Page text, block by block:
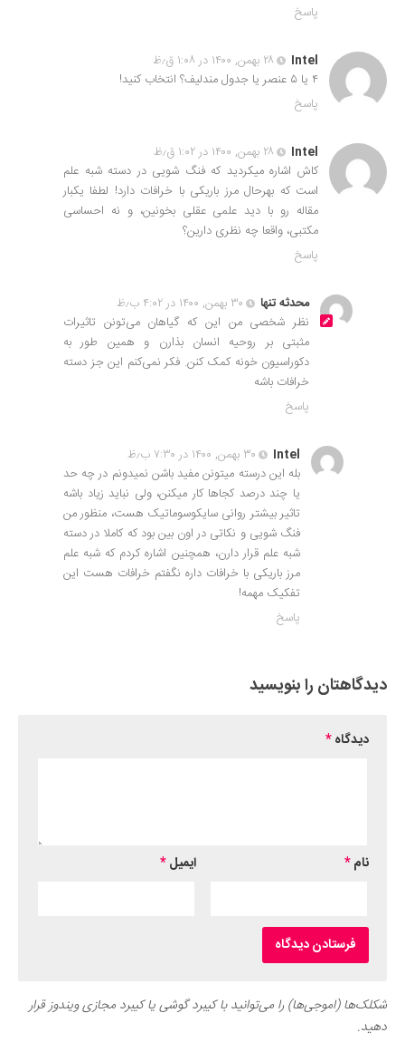
پاسخ
Intel
۲۸ بهمن, ۱۴۰۰ در ۱:۰۸ ق٫ظ
۴ یا ۵ عنصر یا جدول مندلیف؟ انتخاب کنید!
پاسخ
Intel
۲۸ بهمن, ۱۴۰۰ در ۱:۰۲ ق٫ظ
کاش اشاره میکردید که فنگ شویی در دسته شبه علم
است که بهرحال مرز باریکی با خرافات دارد! لطفا یکبار
مقاله رو با دید علمی عقلی بخونین، و نه احساسی
مکتبی، واقعا چه نظری دارین؟
پاسخ
محدثه تنها
۳۰ بهمن, ۱۴۰۰ در ۴:۰۲ ب٫ظ
نظر شخصی من این که گیاهان می‌تونن تاثیرات
مثبتی بر روحیه انسان بذارن و همین طور به
دکوراسیون خونه کمک کنن. فکر نمی‌کنم این جز دسته
خرافات باشه
پاسخ
Intel
۳۰ بهمن, ۱۴۰۰ در ۷:۳۰ ب٫ظ
بله این درسته میتونن مفید باشن نمیدونم در چه حد
یا چند درصد کجاها کار میکنن، ولی نباید زیاد باشه
تاثیر بیشتر روانی سایکوسوماتیک هست، منظور من
فنگ شویی و نکاتی در اون بین بود که کاملا در دسته
شبه علم قرار دارن، همچنین اشاره کردم که شبه علم
مرز باریکی با خرافات داره نگفتم خرافات هست این
تفکیک مهمه!
پاسخ
دیدگاهتان را بنویسید
دیدگاه*
نام* ایمیل*
شکلک‌ها (اموجی‌ها) را می‌توانید با کیبرد گوشی یا کیبرد مجازی ویندوز قرار
دهید.